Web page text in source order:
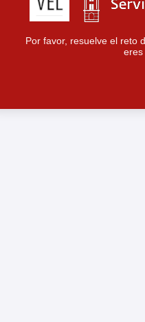
Por favor, resuelve el reto
eres